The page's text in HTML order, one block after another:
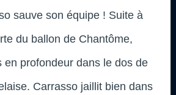
sauve son équipe ! Suite à
du ballon de Chantôme,
en profondeur dans le dos de
Carrasso jaillit bien dans